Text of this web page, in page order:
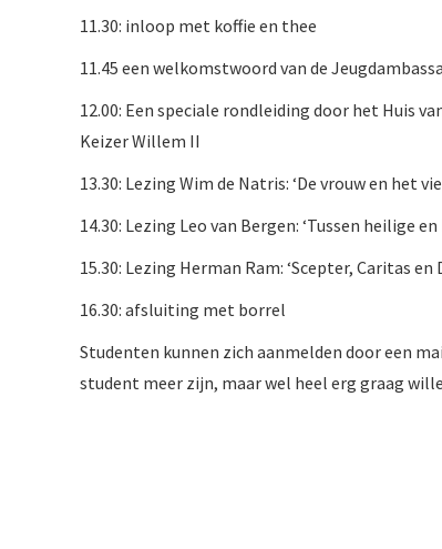
11.30: inloop met koffie en thee
11.45 een welkomstwoord van de
12.00: Een speciale rondleiding door het Huis
Keizer Willem II
13.30: Lezing Wim de Natris: ‘De vrouw en het
14.30: Lezing Leo van Bergen: ‘Tussen heilige
15.30: Lezing Herman Ram: ‘Scepter, Caritas
16.30: afsluiting met borrel
Studenten kunnen zich aanmelden door een
student meer zijn, maar wel heel erg graag